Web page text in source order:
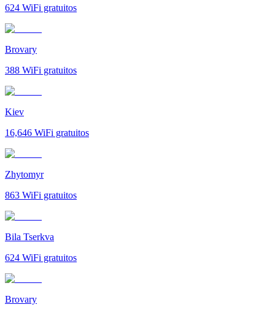
624 WiFi gratuitos
Brovary
388 WiFi gratuitos
Kiev
16,646 WiFi gratuitos
Zhytomyr
863 WiFi gratuitos
Bila Tserkva
624 WiFi gratuitos
Brovary